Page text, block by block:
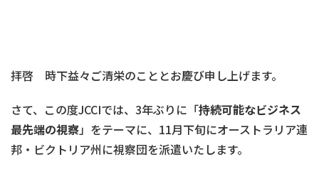
拝啓 時下益々ご清栄のこととお慶び申し上げます。
さて、この度JCCIでは、3年ぶりに「持続可能なビジネス
最先端の視察」をテーマに、11月下旬にオーストラリア連
邦・ビクトリア州に視察団を派遣いたします。